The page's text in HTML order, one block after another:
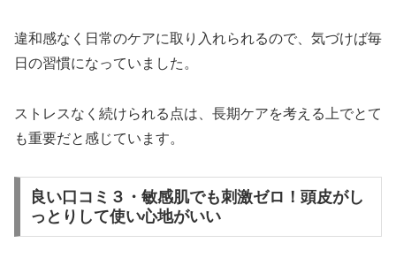
違和感なく日常のケアに取り入れられるので、気づけば毎
日の習慣になっていました。
ストレスなく続けられる点は、長期ケアを考える上でとて
も重要だと感じています。
良い口コミ３・敏感肌でも刺激ゼロ！頭皮がし
っとりして使い心地がいい